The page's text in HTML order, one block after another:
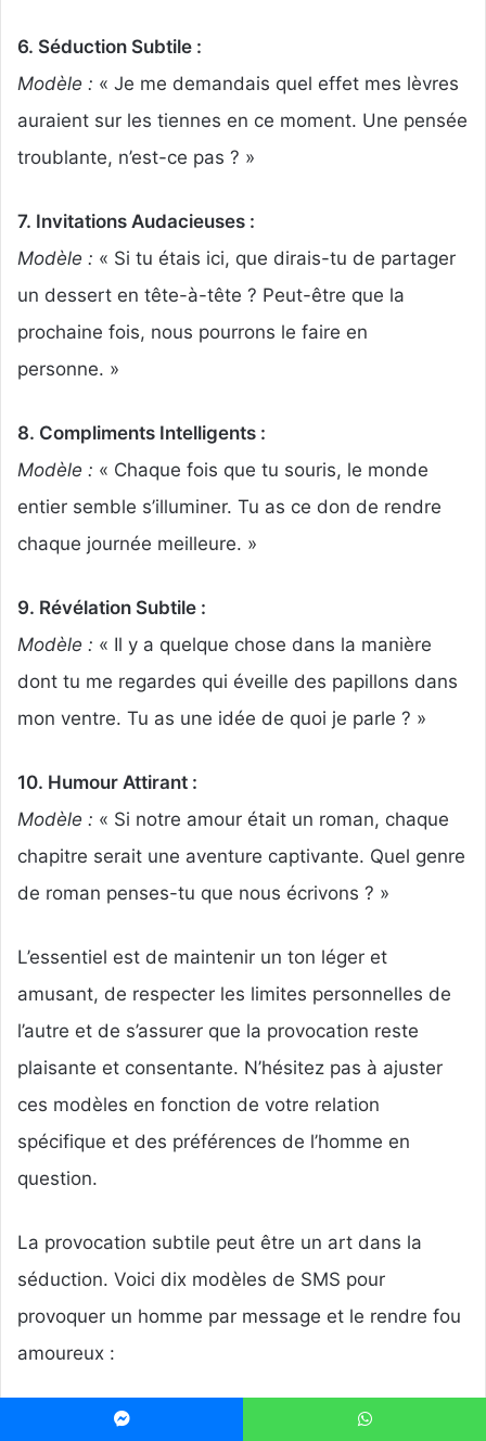
6. Séduction Subtile :
Modèle : « Je me demandais quel effet mes lèvres
auraient sur les tiennes en ce moment. Une pensée
troublante, n’est-ce pas ? »
7. Invitations Audacieuses :
Modèle : « Si tu étais ici, que dirais-tu de partager
un dessert en tête-à-tête ? Peut-être que la
prochaine fois, nous pourrons le faire en
personne. »
8. Compliments Intelligents :
Modèle : « Chaque fois que tu souris, le monde
entier semble s’illuminer. Tu as ce don de rendre
chaque journée meilleure. »
9. Révélation Subtile :
Modèle : « Il y a quelque chose dans la manière
dont tu me regardes qui éveille des papillons dans
mon ventre. Tu as une idée de quoi je parle ? »
10. Humour Attirant :
Modèle : « Si notre amour était un roman, chaque
chapitre serait une aventure captivante. Quel genre
de roman penses-tu que nous écrivons ? »
L’essentiel est de maintenir un ton léger et
amusant, de respecter les limites personnelles de
l’autre et de s’assurer que la provocation reste
plaisante et consentante. N’hésitez pas à ajuster
ces modèles en fonction de votre relation
spécifique et des préférences de l’homme en
question.
La provocation subtile peut être un art dans la
séduction. Voici dix modèles de SMS pour
provoquer un homme par message et le rendre fou
amoureux :
Ta voix résonne dans ma tête, et chaque mot